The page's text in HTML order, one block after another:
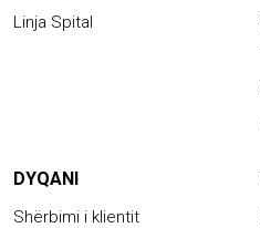
Linja Spital
DYQANI
Shërbimi i klientit